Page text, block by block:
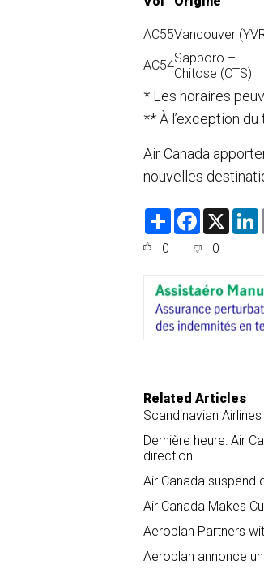
AC55Vancouver
AC54Sapporo –
Chitose (CTS)
* Les horaires
** À l’exception
Air Canada
nouvelles
S
F
e
o
k
X
L
I
n
0 0
Related Articles
Scandinavian
Dernière heure: Air
direction
Air Canada suspend
Air Canada Makes
Aeroplan Partners
Aeroplan annonce